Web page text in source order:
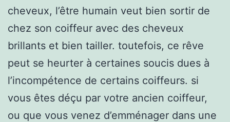
cheveux, l’être humain veut bien sortir de
chez son coiffeur avec des cheveux
brillants et bien tailler. toutefois, ce rêve
peut se heurter à certaines soucis dues à
l’incompétence de certains coiffeurs. si
vous êtes déçu par votre ancien coiffeur,
ou que vous venez d’emménager dans une